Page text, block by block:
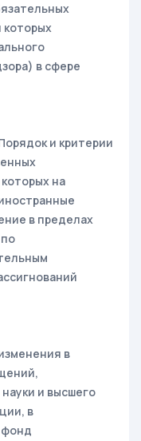
в сфере
и критерии
на
в пределах
в
и высшего
в